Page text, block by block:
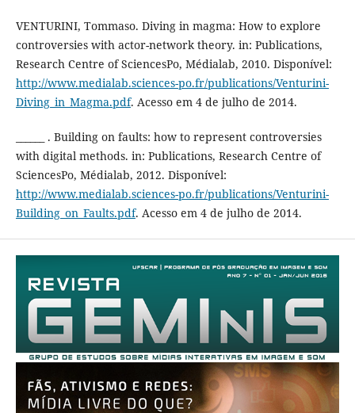
VENTURINI, Tommaso. Diving in magma: How to explore
controversies with actor-network theory. in: Publications,
Research Centre of SciencesPo, Médialab, 2010. Disponível:
http://www.medialab.sciences-po.fr/publications/Venturini-
Diving_in_Magma.pdf. Acesso em 4 de julho de 2014.
______ . Building on faults: how to represent controversies
with digital methods. in: Publications, Research Centre of
SciencesPo, Médialab, 2012. Disponível:
http://www.medialab.sciences-po.fr/publications/Venturini-
Building_on_Faults.pdf. Acesso em 4 de julho de 2014.